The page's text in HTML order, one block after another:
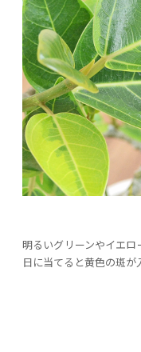
明るいグリーンやイエロ
日に当てると黄色の斑が